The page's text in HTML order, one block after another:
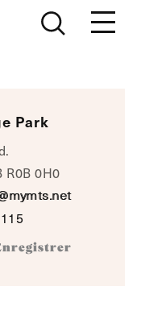
Park
R0B 0H0